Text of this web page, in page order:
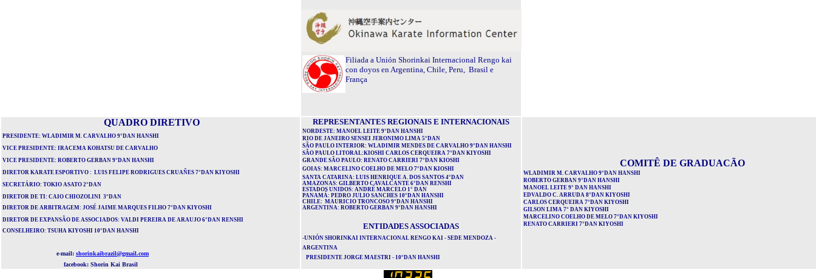
Filiada a Unión Shorinkai Internacional Rengo kai
con doyos en Argentina, Chile, Peru, Brasil e
França
QUADRO DIRETIVO
PRESIDENTE: WLADIMIR M. CARVALHO 9°DAN HANSHI
VICE PRESIDENTE: IRACEMA KOHATSU DE CARVALHO
VICE PRESIDENTE: ROBERTO GERBAN 9°DAN HANSHI
DIRETOR KARATE ESPORTIVO : LUIS FELIPE RODRIGUES CRUAÑES 7°DAN KIYOSHI
SECRETÁRIO: TOKIO ASATO 2°DAN
DIRETOR DE TI: CAIO CHIOZOLINI 3°DAN
DIRETOR DE ARBITRAGEM: JOSÉ JAIME MARQUES FILHO 7°DAN KIYOSHI
DIRETOR DE EXPANSÃO DE ASSOCIADOS: VALDI PEREIRA DE ARAUJO 6°DAN RENSHI
CONSELHEIRO: TSUHA KIYOSHI 10°DAN HANSHI
e-mail: shorinkaibrazil@gmail.com
facebook: Shorin Kai Brasil
REPRESENTANTES REGIONAIS E INTERNACIONAIS
NORDESTE: MANOEL LEITE 9°DAN HANSHI
RIO DE JANEIRO SENSEI JERONIMO LIMA 5°DAN
SÃO PAULO INTERIOR: WLADIMIR MENDES DE CARVALHO 9°DAN HANSHI
SÃO PAULO LITORAL:KIOSHI CARLOS CERQUEIRA 7°DAN KIYOSHI
GRANDE SÃO PAULO: RENATO CARRIERI 7°DAN KIOSHI
GOIAS: MARCELINO COELHO DE MELO 7°DAN KIOSHI
SANTA CATARINA: LUIS HENRIQUE A. DOS SANTOS 4°DAN
AMAZONAS: GILBERTO CAVALCANTE 6°DAN RENSHI
ESTADOS UNIDOS: ANDRÉ MARCELO 1° DAN
PANAMÁ: PEDRO JULIO SANCHES 10°DAN HANSHI
CHILE: MAURICIO TRONCOSO 9°DAN HANSHI
ARGENTINA: ROBERTO GERBAN 9°DAN HANSHI
ENTIDADES ASSOCIADAS
-UNIÓN SHORINKAI INTERNACIONAL RENGO KAI - SEDE MENDOZA -
ARGENTINA
PRESIDENTE JORGE MAESTRI - 10°DAN HANSHI
COMITÊ DE GRADUACÃO
WLADIMIR M. CARVALHO 9°DAN HANSHI
ROBERTO GERBAN 9°DAN HANSHI
MANOEL LEITE 9° DAN HANSHI
EDVALDO C. ARRUDA 8°DAN KIYOSHI
CARLOS CERQUEIRA 7°DAN KIYOSHI
GILSON LIMA 7° DAN KIYOSHI
MARCELINO COELHO DE MELO 7°DAN KIYOSHI
RENATO CARRIERI 7°DAN KIYOSHI